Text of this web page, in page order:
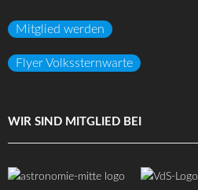
Mitglied werden
Flyer Volkssternwarte
WIR SIND MITGLIED BEI